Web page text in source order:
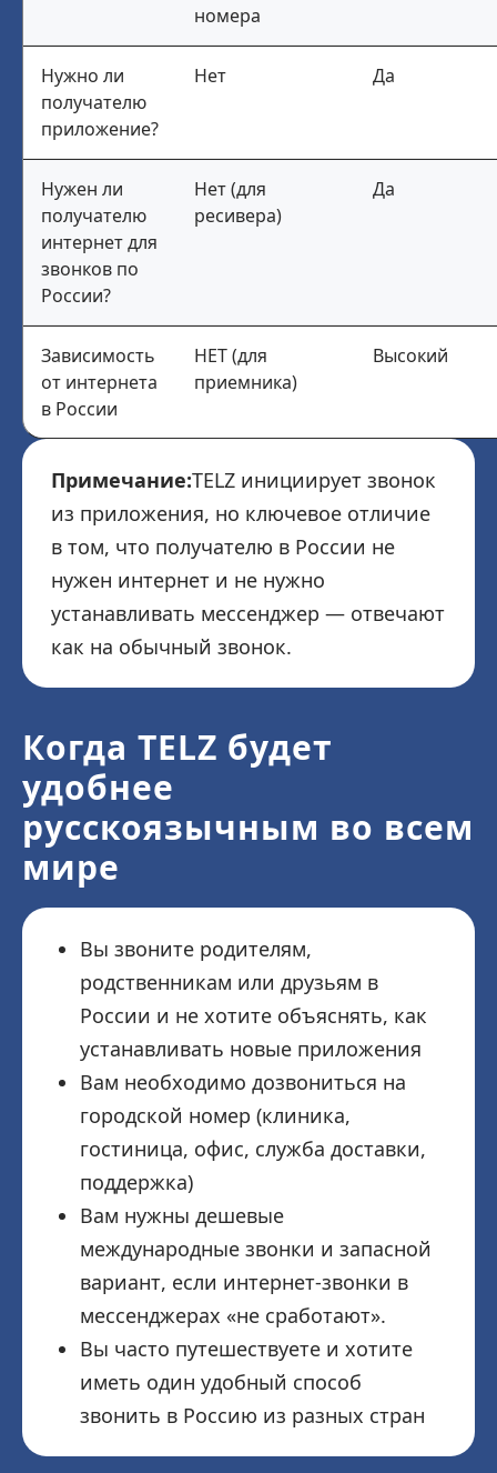
номера
Нужно ли
получателю
приложение?
Нет Да
Нужен ли
получателю
интернет для
звонков по
России?
Нет (для
ресивера)
Да
Зависимость
от интернета
в России
НЕТ (для
приемника)
Высокий
Примечание:TELZ инициирует звонок
из приложения, но ключевое отличие
в том, что получателю в России не
нужен интернет и не нужно
устанавливать мессенджер — отвечают
как на обычный звонок.
Когда TELZ будет
удобнее
русскоязычным во всем
мире
Вы звоните родителям,
родственникам или друзьям в
России и не хотите объяснять, как
устанавливать новые приложения
Вам необходимо дозвониться на
городской номер (клиника,
гостиница, офис, служба доставки,
поддержка)
Вам нужны дешевые
международные звонки и запасной
вариант, если интернет-звонки в
мессенджерах «не сработают».
Вы часто путешествуете и хотите
иметь один удобный способ
звонить в Россию из разных стран